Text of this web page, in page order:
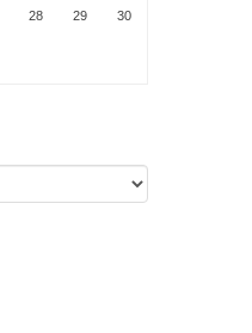
28 29 30